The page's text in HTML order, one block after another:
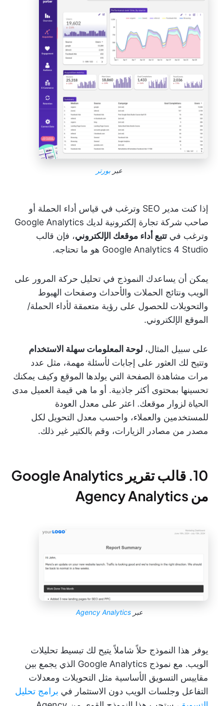
عبر بورتر
إذا كنت مدير SEO وترغب في قياس أداء الحملة أو
صاحب شركة تجارة إلكترونية لديك Google Analytics
وترغب فيتتبع أداء موقعك الإلكتروني، فإن قالب
Google Analytics 4 Studio هو ما تحتاجه.
يمكن أن يساعدك النموذج في تحليل حركة المرور على
الويب ونتائج الحملات والأحداث وصفحات الهبوط
والتحويلات للحصول على رؤية متعمقة لأداء الحملة/
الموقع الإلكتروني.
على سبيل المثال، لوحة المعلومات سهلة الاستخدام
وتتيح لك العثور على إجابات لأسئلة مهمة، مثل عدد
مرات مشاهدة الصفحة التي يولدها الموقع وكيف يمكنك
تحسينها بمحتوى أكثر جاذبية. أو ما هي قيمة العميل مدى
الحياة لزوار موقعك. اعثر على معدل العودة
للمستخدمين والعملاء، واحسب معدل التحويل لكل
مصدر من مصادر الزيارات، وقم بالكثير غير ذلك.
10. قالب تقرير Google Analytics
من Agency Analytics
عبرAgency Analytics
يوفر هذا النموذج حلاً شاملاً يتيح لك تبسيط تحليلات
الويب. مع نموذج Google Analytics الذي يجمع بين
مقاييس التسويق الأساسية مثل التحويلات ومعدلات
التفاعل وجلسات الويب دون الاستثمار في برامج تحليل